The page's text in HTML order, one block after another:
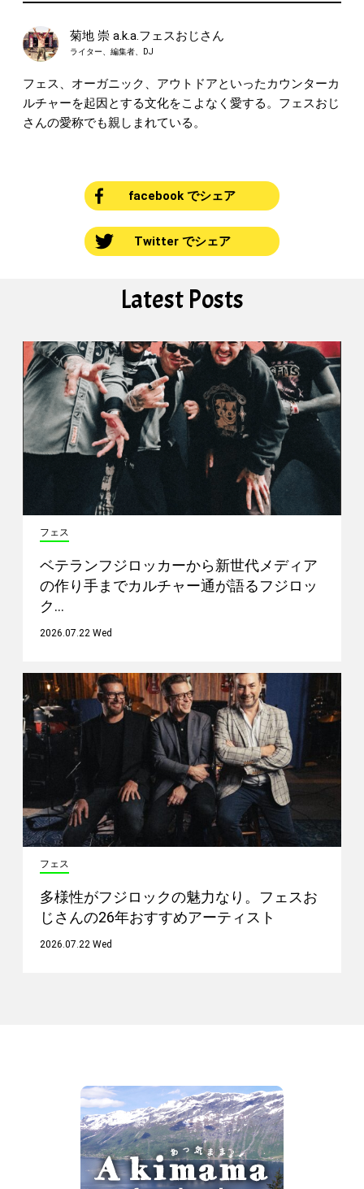
菊地 崇 a.k.a.フェスおじさん
ライター、編集者、DJ
フェス、オーガニック、アウトドアといったカウンターカ
ルチャーを起因とする文化をこよなく愛する。フェスおじ
さんの愛称でも親しまれている。
facebook でシェア
Twitter でシェア
Latest Posts
フェス
ベテランフジロッカーから新世代メディア
の作り手までカルチャー通が語るフジロッ
ク…
2026.07.22 Wed
フェス
多様性がフジロックの魅力なり。フェスお
じさんの26年おすすめアーティスト
2026.07.22 Wed